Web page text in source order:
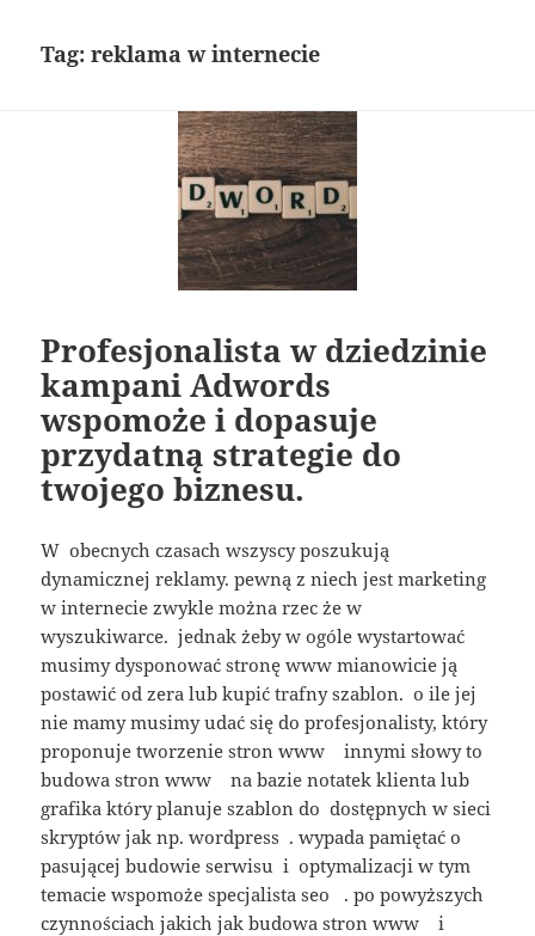
Tag:reklama w internecie
Profesjonalista w dziedzinie
kampani Adwords
wspomoże i dopasuje
przydatną strategie do
twojego biznesu.
W obecnych czasach wszyscy poszukują
dynamicznej reklamy. pewną z niech jest marketing
w internecie zwykle można rzec że w
wyszukiwarce. jednak żeby w ogóle wystartować
musimy dysponować stronę www mianowicie ją
postawić od zera lub kupić trafny szablon. o ile jej
nie mamy musimy udać się do profesjonalisty, który
proponuje tworzenie stron www innymi słowy to
budowa stron www na bazie notatek klienta lub
grafika który planuje szablon do dostępnych w sieci
skryptów jak np. wordpress . wypada pamiętać o
pasującej budowie serwisu i optymalizacji w tym
temacie wspomoże specjalista seo . po powyższych
czynnościach jakich jak budowa stron www i